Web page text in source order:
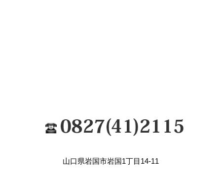
山口県岩国市岩国1丁目14-11